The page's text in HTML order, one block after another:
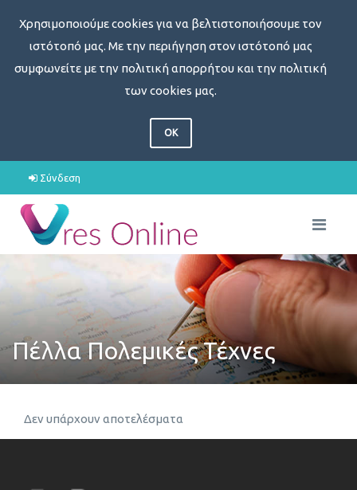
Χρησιμοποιούμε cookies για να βελτιστοποιήσουμε τον
ιστότοπό μας. Με την περιήγηση στον ιστότοπό μας
συμφωνείτε με την πολιτική απορρήτου και την πολιτική
των cookies μας.
OK
Σύνδεση
Πέλλα Πολεμικές Τέχνες
Δεν υπάρχουν αποτελέσματα